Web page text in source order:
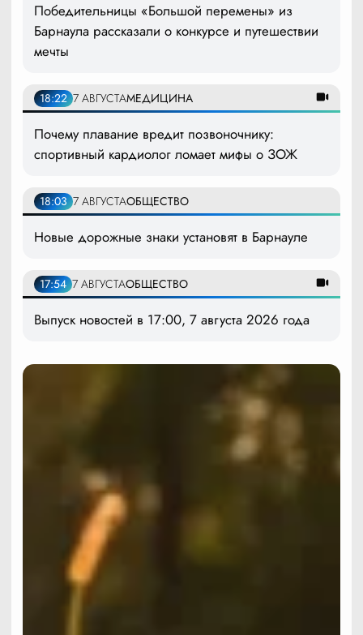
Победительницы «Большой перемены» из
Барнаула рассказали о конкурсе и путешествии
мечты
18:22 7 АВГУСТАМЕДИЦИНА
Почему плавание вредит позвоночнику:
спортивный кардиолог ломает мифы о ЗОЖ
18:03 7 АВГУСТАОБЩЕСТВО
Новые дорожные знаки установят в Барнауле
17:54 7 АВГУСТАОБЩЕСТВО
Выпуск новостей в 17:00, 7 августа 2026 года